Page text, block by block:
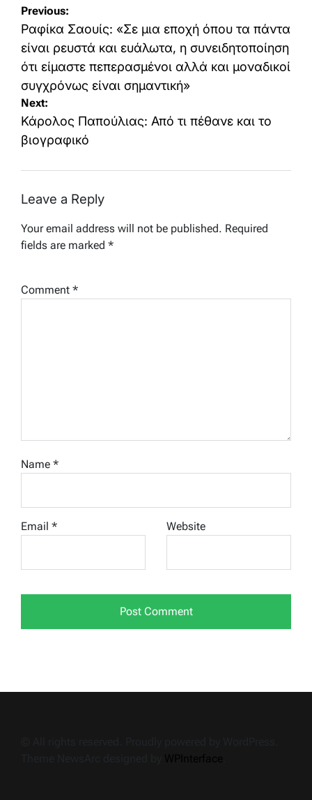
Post
navigation
Previous:
Ραφίκα Σαουίς: «Σε μια εποχή όπου τα πάντα
είναι ρευστά και ευάλωτα, η συνειδητοποίηση
ότι είμαστε πεπερασμένοι αλλά και μοναδικοί
συγχρόνως είναι σημαντική»
Next:
Κάρολος Παπούλιας: Από τι πέθανε και το
βιογραφικό
Leave a Reply
Your email address will not be published. Required
fields are marked *
Comment *
Name *
Email * Website